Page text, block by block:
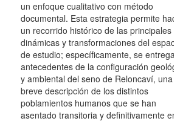
un enfoque cualitativo con método
documental. Esta estrategia permite
un recorrido histórico de las principales
dinámicas y transformaciones del espacio
de estudio; específicamente, se entregan
antecedentes de la configuración
y ambiental del seno de Reloncaví, una
breve descripción de los distintos
poblamientos humanos que se han
asentado transitoria y definitivamente en